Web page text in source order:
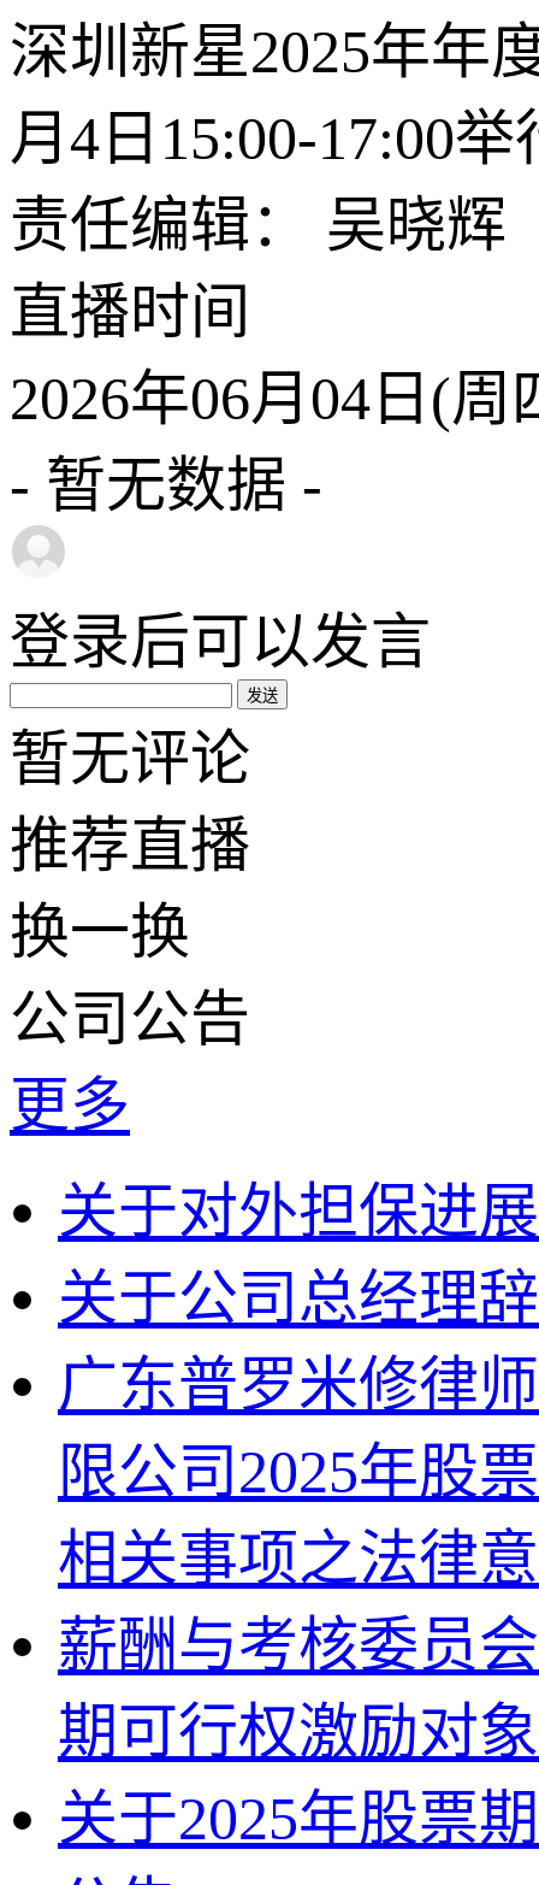
深圳新星2025年年
月4日15:00-17:00
责任编辑： 吴晓辉
直播时间
2026年06月04日(周
- 暂无数据 -
登录后可以发言
发送
暂无评论
推荐直播
换一换
公司公告
更多
关于对外担保进
关于公司总经理
广东普罗米修律
限公司2025年股
相关事项之法律
薪酬与考核委员
期可行权激励对
关于2025年股票